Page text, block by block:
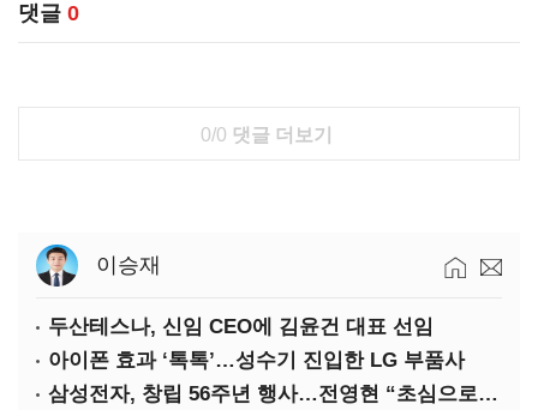
댓글 0
0/0 댓글 더보기
이승재
두산테스나, 신임 CEO에 김윤건 대표 선임
아이폰 효과 ‘톡톡’…성수기 진입한 LG 부품사
삼성전자, 창립 56주년 행사…전영현 “초심으로 경쟁력 회복해야”